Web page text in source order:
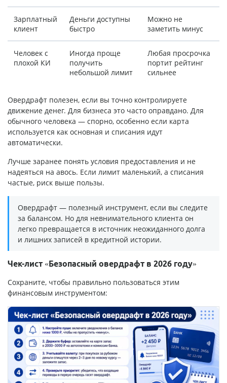
Зарплатный
клиент
Деньги доступны
быстро
Можно не
заметить минус
Человек с
плохой КИ
Иногда проще
получить
небольшой лимит
Любая просрочка
портит рейтинг
сильнее
Овердрафт полезен, если вы точно контролируете
движение денег. Для бизнеса это часто оправдано. Для
обычного человека — спорно, особенно если карта
используется как основная и списания идут
автоматически.
Лучше заранее понять условия предоставления и не
надеяться на авось. Если лимит маленький, а списания
частые, риск выше пользы.
Овердрафт — полезный инструмент, если вы следите
за балансом. Но для невнимательного клиента он
легко превращается в источник неожиданного долга
и лишних записей в кредитной истории.
Чек-лист «Безопасный овердрафт в 2026 году»
Сохраните, чтобы правильно пользоваться этим
финансовым инструментом: